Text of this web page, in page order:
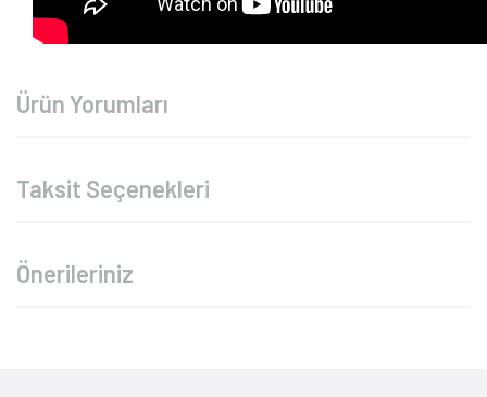
Ürün Yorumları
Taksit Seçenekleri
Önerileriniz